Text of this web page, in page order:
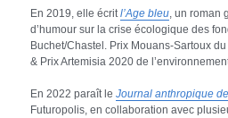
En 2019, elle écrit l’Age bleu , un roman
d’humour sur la crise écologique des
Buchet/Chastel. Prix Mouans-Sartoux
& Prix Artemisia 2020 de
En 2022 paraît le Journal anthropique
Futuropolis, en collaboration avec